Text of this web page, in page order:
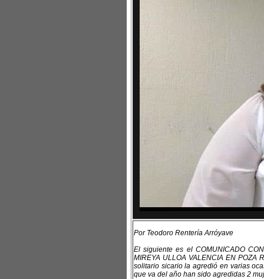
Por Teodoro Rentería Arróyave
El siguiente es el COMUNICADO
MIREYA ULLOA VALENCIA EN POZA
solitario sicario la agredió en varias
que va del año han sido agredidas 2